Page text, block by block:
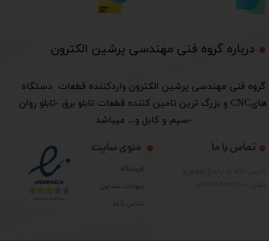
درباره گروه فنی مهندسی پرشین الکترون​​​​​​​
​گروه فنی مهندسی پرشین الکترون واردکننده قطعات دستگاه
هایCNC و بزرگ ترین تامین کننده قطعات تابلو برق -تابلو روان
-سیم و کابل و... میباشد
منوی سایت
فروشگاه
سوالات متداول
تماس با ما
تماس با ما